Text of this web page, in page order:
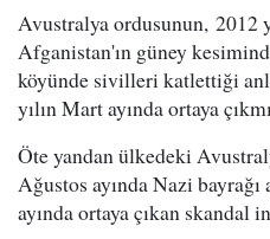
Avustralya ordusunun, 2012
Afganistan'ın güney
köyünde sivilleri katlettiği
yılın Mart ayında ortaya
Öte yandan ülkedeki
Ağustos ayında Nazi bayrağı
ayında ortaya çıkan skandal